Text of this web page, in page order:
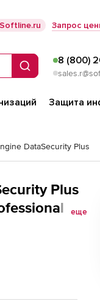
Softline.ru Запрос
Поиск
8 (800)
Защита
DataSecurity Plus
Plus
(within
еще